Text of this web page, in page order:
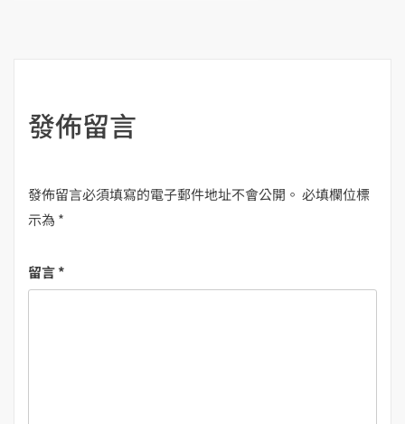
發佈留言
發佈留言必須填寫的電子郵件地址不會公開。 必填欄位標
示為 *
留言*